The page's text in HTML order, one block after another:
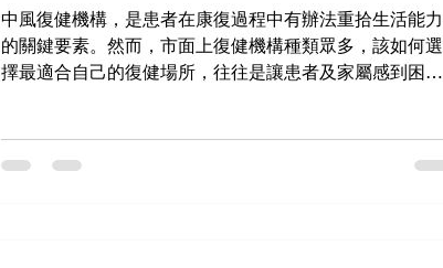
中風復健機構，是患者在康復過程中有辦法重拾生活能力
的關鍵要素。然而，市面上復健機構種類眾多，該如何選
擇最適合自己的復健場所，往往是讓患者及家屬感到困惑